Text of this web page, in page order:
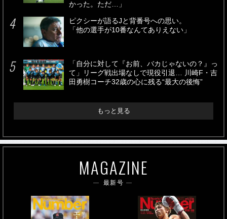
かった。ただ…」
ピクシーが語るJと背番号への思い。
「他の選手が10番なんてありえない」
「自分に対して『お前、バカじゃないの？』っ
て」リーグ戦出場なしで現役引退… 川崎F・吉
田勇樹コーチ32歳の心に残る“最大の後悔”
もっと見る
MAGAZINE
最新号